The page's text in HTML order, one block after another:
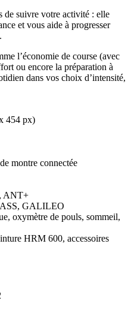
de suivre votre activité : elle
et vous aide à progresser
l’économie de course (avec
ou encore la préparation à
dans vos choix d’intensité,
454 px)
montre connectée
ANT+
GALILEO
oxymètre de pouls, sommeil,
HRM 600, accessoires